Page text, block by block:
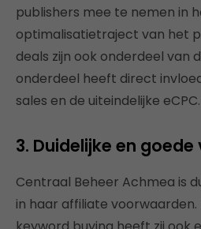
publishers mee te nemen in
optimalisatietraject van het
deals zijn ook onderdeel van
onderdeel heeft direct
sales en de uiteindelijke eCPC.
3. Duidelijke en
Centraal Beheer Achmea is
in haar affiliate